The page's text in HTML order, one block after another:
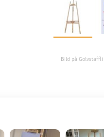
Bild på Golvstaffli